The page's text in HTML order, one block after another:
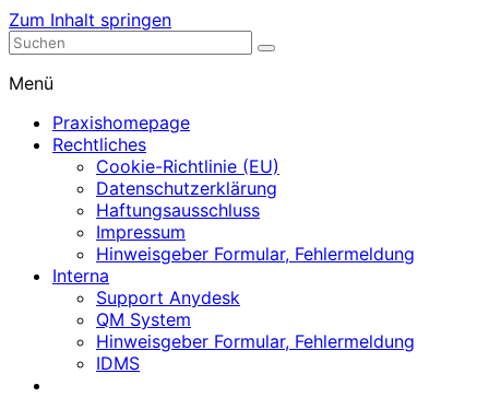
Zum Inhalt springen
Nephrologische Praxis mit Dialyse
Menü
Praxishomepage
Rechtliches
Cookie-Richtlinie (EU)
Datenschutzerklärung
Haftungsausschluss
Impressum
Hinweisgeber Formular, Fehlermeldung
Interna
Support Anydesk
QM System
Hinweisgeber Formular, Fehlermeldung
IDMS